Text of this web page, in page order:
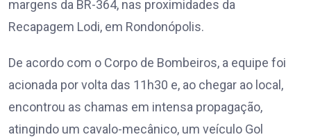
margens da BR-364, nas proximidades da
Recapagem Lodi, em Rondonópolis.
De acordo com o Corpo de Bombeiros, a equipe foi
acionada por volta das 11h30 e, ao chegar ao local,
encontrou as chamas em intensa propagação,
atingindo um cavalo-mecânico, um veículo Gol